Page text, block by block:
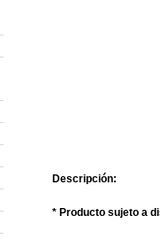
Descripción:
* Producto sujeto a